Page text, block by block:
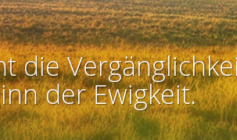
die
der Ewigkeit.